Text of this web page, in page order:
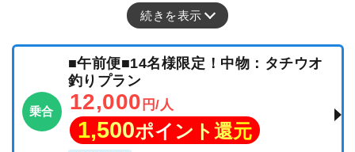
続きを表示
乗合
■午前便■14名様限定！中物：タチウオ
釣りプラン
12,000 円/人
1,500ポイント還元